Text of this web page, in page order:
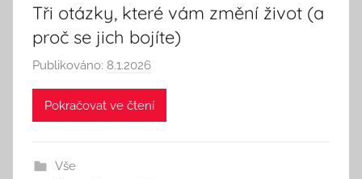
Tři otázky, které vám změní život (a
proč se jich bojíte)
Publikováno: 8.1.2026
u
t
Pokračovat ve čtení
Vše